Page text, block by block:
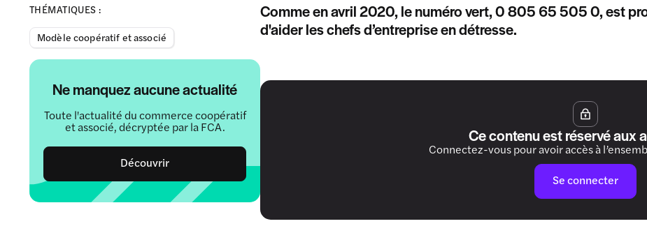
THÉMATIQUES :
Modèle coopératif et associé
Ne manquez aucune actualité
Toute l'actualité du commerce coopératif
et associé, décryptée par la FCA.
Découvrir
Comme en avril 2020, le numéro vert, 0 805 65 505 0, est
d'aider les chefs d’entreprise en détresse.
Ce contenu est réservé aux
Connectez-vous pour avoir accès à
Se connecter